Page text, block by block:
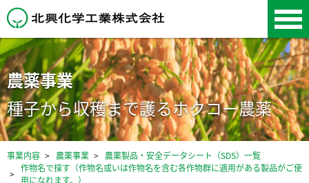
北興化学工業株式会
社
農薬事業
種子から収穫まで護るホクコー農薬
事業内容 農薬事業
農薬製品・安全データシート（SDS）一覧
作物名で探す（作物名或いは作物名を含む各作物群に適用がある製品がご使
用になれます。）